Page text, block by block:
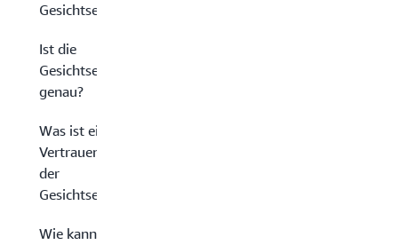
Gesichtserkennungssystemen?
Ist die
Gesichtserkennung
genau?
Was ist ein
Vertrauenswert bei
der
Gesichtserkennung?
Wie kann AWS bei